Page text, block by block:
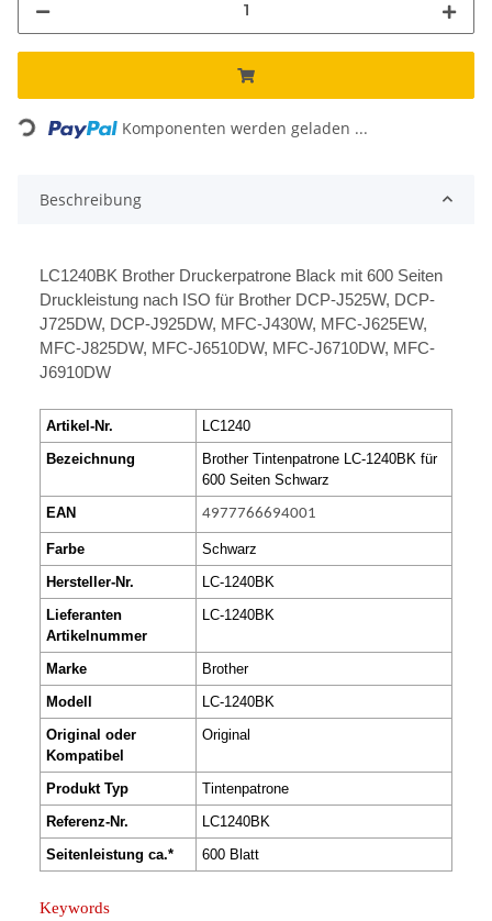
Loading... Komponenten werden geladen ...
Beschreibung
LC1240BK Brother Druckerpatrone Black mit 600 Seiten
Druckleistung nach ISO für Brother DCP-J525W, DCP-
J725DW, DCP-J925DW, MFC-J430W, MFC-J625EW,
MFC-J825DW, MFC-J6510DW, MFC-J6710DW, MFC-
J6910DW
Artikel-Nr.
LC1240
Bezeichnung
Brother Tintenpatrone LC-1240BK für
600 Seiten Schwarz
EAN
4977766694001
Farbe
Schwarz
Hersteller-Nr.
LC-1240BK
Lieferanten
Artikelnummer
LC-1240BK
Marke
Brother
Modell
LC-1240BK
Original oder
Kompatibel
Original
Produkt Typ
Tintenpatrone
Referenz-Nr.
LC1240BK
Seitenleistung ca.*
600 Blatt
Keywords